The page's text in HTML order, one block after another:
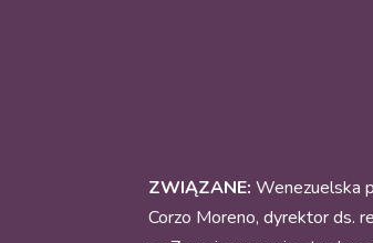
ZWIĄZANE: Wenezuelska
Corzo Moreno, dyrektor ds.